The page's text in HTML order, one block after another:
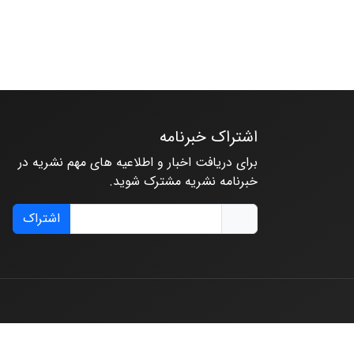
اشتراک خبرنامه
برای دریافت اخبار و اطلاعیه های مهم نشریه در
خبرنامه نشریه مشترک شوید.
اشتراک